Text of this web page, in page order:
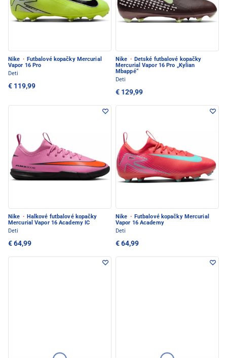
Nike · Futbalové kopačky Mercurial
Vapor 16 Pro
Deti
€ 119,99
Nike · Detské futbalové kopačky
Mercurial Vapor 16 Pro „Kylian
Mbappé“
Deti
€ 129,99
Nike · Halkové futbalové kopačky
Mercurial Vapor 16 Academy IC
Deti
€ 64,99
Nike · Futbalové kopačky Mercurial
Vapor 16 Academy
Deti
€ 64,99